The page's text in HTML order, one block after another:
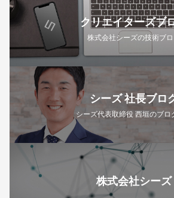
クリエイターズブ
株式会社シーズの技術ブ
シーズ 社長ブロ
シーズ代表取締役 西垣のブロ
株式会社シーズ